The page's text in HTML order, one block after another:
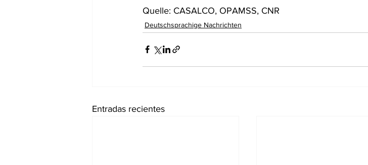
Quelle: CASALCO, OPAMSS, CNR
Deutschsprachige Nachrichten
Entradas recientes